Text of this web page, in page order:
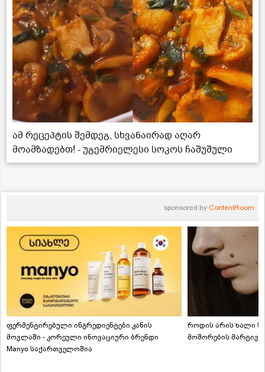
ამ რეცეპტის შემდეგ, სხვანაირად აღარ
მოამზადებთ! - უგემრიელესი სოკოს ჩაშუშული
sponsored by ContentRoom
ფერმენტირებული ინგრედიენტები კანის
მოვლაში - კორეული ინოვაციური ბრენდი
Manyo საქართველოშია
როდის არის ხალი
მოშორების